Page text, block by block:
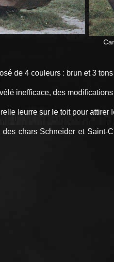
de 4 couleurs : brun et 3
inefficace, des
leurre sur le toit pour
des chars Schneider et Saint-